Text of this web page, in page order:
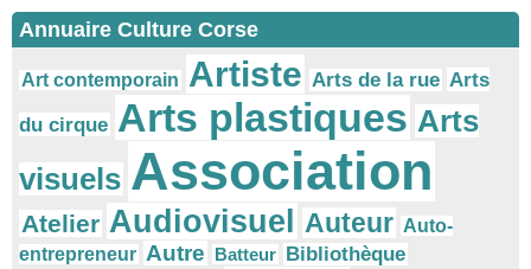
Annuaire Culture Corse
Art contemporain Artiste Arts de la rue Arts
du cirque Arts plastiques Arts
visuels Association
Atelier Audiovisuel Auteur Auto-
entrepreneur Autre Batteur Bibliothèque